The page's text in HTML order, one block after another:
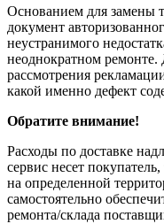
Основанием для замены
документ
неустранимого
неоднократном ремонте.
рассмотрения
какой именно дефект
Обратите внимание!
Расходы по доставке
сервис несет
на определенной
самостоятельно
ремонта/склада